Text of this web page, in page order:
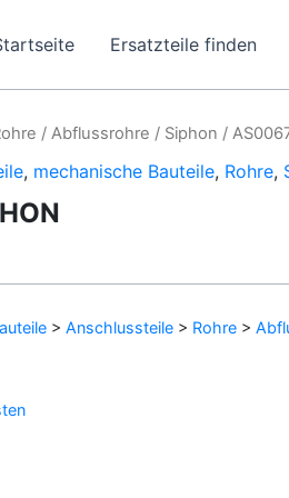
Ersatzteile finden
/ Abflussrohre / Siphon /
, mechanische Bauteile, Rohre,
> Anschlussteile > Rohre >